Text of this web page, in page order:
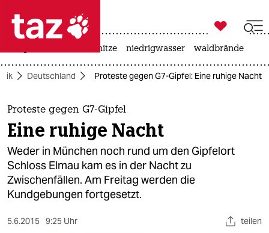
 taz zahl ich
taz zahl ich
themen
politik
öko
gesellschaft
kultur

taz zahl ich
hitze niedrigwasser waldbrände
Deutschland Proteste gegen G7-Gipfel: Eine ruhige Nacht
Proteste gegen G7-Gipfel
Eine ruhige Nacht
Weder in München noch rund um den Gipfelort
Schloss Elmau kam es in der Nacht zu
Zwischenfällen. Am Freitag werden die
Kundgebungen fortgesetzt.
5.6.2015 9:25 Uhr teilen